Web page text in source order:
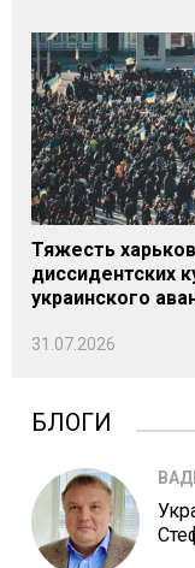
Тяжесть
диссидентских
украинского
31.07.2026
БЛОГИ